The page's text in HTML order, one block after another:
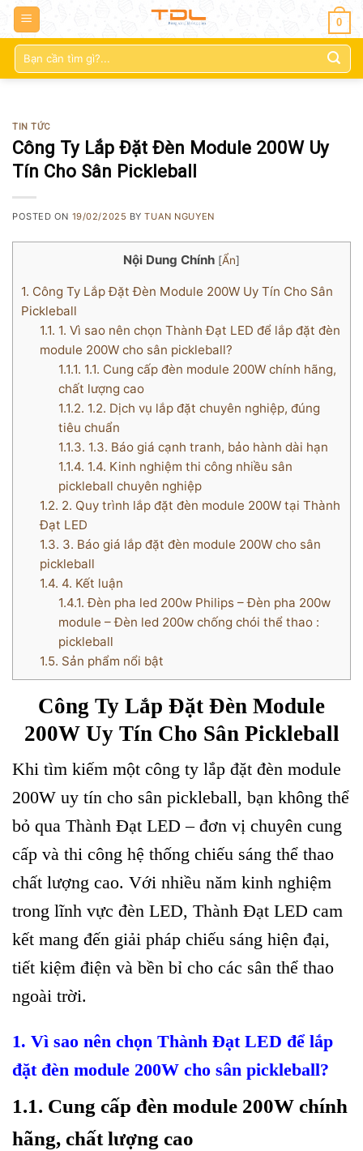
0
Tìm
kiếm:
TIN TỨC
Công Ty Lắp Đặt Đèn Module 200W Uy
Tín Cho Sân Pickleball
POSTED ON 19/02/2025 BYTUAN NGUYEN
Nội Dung Chính [Ẩn]
1. Công Ty Lắp Đặt Đèn Module 200W Uy Tín Cho Sân
Pickleball
1.1. 1. Vì sao nên chọn Thành Đạt LED để lắp đặt đèn
module 200W cho sân pickleball?
1.1.1. 1.1. Cung cấp đèn module 200W chính hãng,
chất lượng cao
1.1.2. 1.2. Dịch vụ lắp đặt chuyên nghiệp, đúng
tiêu chuẩn
1.1.3. 1.3. Báo giá cạnh tranh, bảo hành dài hạn
1.1.4. 1.4. Kinh nghiệm thi công nhiều sân
pickleball chuyên nghiệp
1.2. 2. Quy trình lắp đặt đèn module 200W tại Thành
Đạt LED
1.3. 3. Báo giá lắp đặt đèn module 200W cho sân
pickleball
1.4. 4. Kết luận
1.4.1. Đèn pha led 200w Philips – Đèn pha 200w
module – Đèn led 200w chống chói thể thao :
pickleball
1.5. Sản phẩm nổi bật
Công Ty Lắp Đặt Đèn Module
200W Uy Tín Cho Sân Pickleball
Khi tìm kiếm một công ty lắp đặt đèn module
200W uy tín cho sân pickleball, bạn không thể
bỏ qua Thành Đạt LED – đơn vị chuyên cung
cấp và thi công hệ thống chiếu sáng thể thao
chất lượng cao. Với nhiều năm kinh nghiệm
trong lĩnh vực đèn LED, Thành Đạt LED cam
kết mang đến giải pháp chiếu sáng hiện đại,
tiết kiệm điện và bền bỉ cho các sân thể thao
ngoài trời.
1. Vì sao nên chọn Thành Đạt LED để lắp
đặt đèn module 200W cho sân pickleball?
1.1. Cung cấp đèn module 200W chính
hãng, chất lượng cao